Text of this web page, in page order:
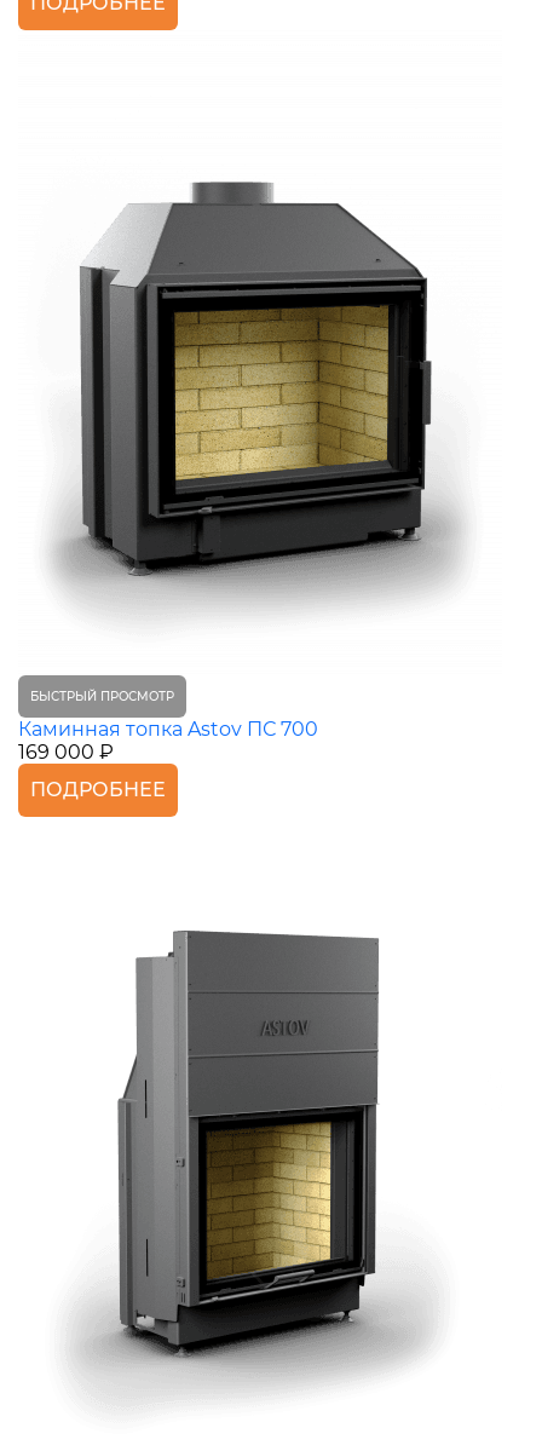
БЫСТРЫЙ ПРОСМОТР
Каминная топка Astov ПС 700
169 000 ₽
ПОДРОБНЕЕ